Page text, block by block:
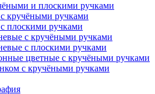
и плоскими ручками
кручёными ручками
плоскими ручками
с кручёными ручками
с плоскими ручками
цветные с кручёными ручками
с кручёными ручками